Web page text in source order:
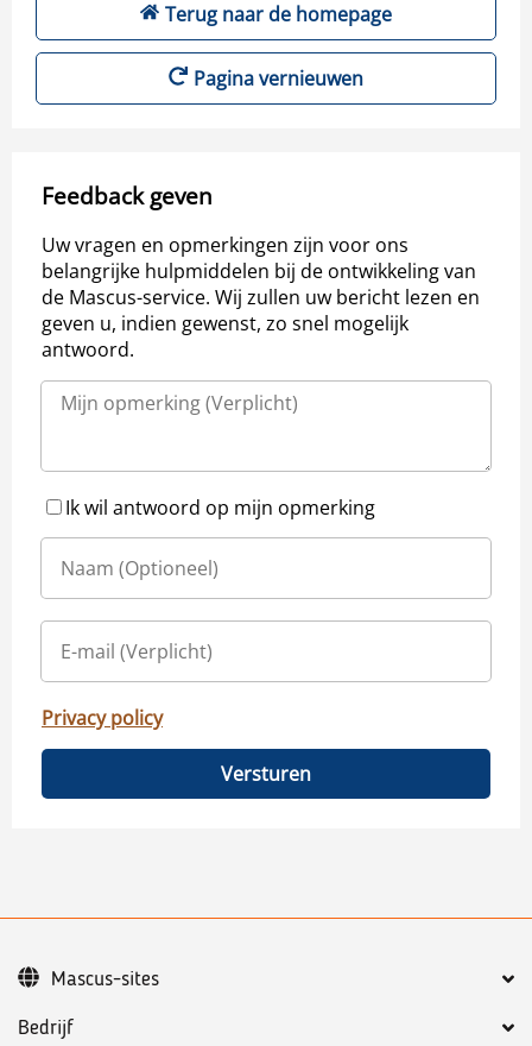
Terug naar de homepage
Pagina vernieuwen
Feedback geven
Uw vragen en opmerkingen zijn voor ons
belangrijke hulpmiddelen bij de ontwikkeling van
de Mascus-service. Wij zullen uw bericht lezen en
geven u, indien gewenst, zo snel mogelijk
antwoord.
Ik wil antwoord op mijn opmerking
Privacy policy
Versturen
Bedrijf
Mascus-sites